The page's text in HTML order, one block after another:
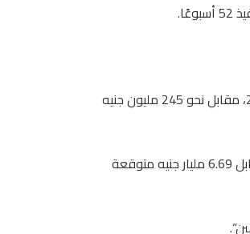
وأوضحت الشركة أنها تستهدف ارتفاع صافي الربح إلى 305 مليون جنيه خلال عام 2025، مقابل نحو 245 مليون جنيه
وأضافت أنها تستهدف زيادة إيرادات النشاط إلى 8.4 مليار جنيه خلال العام المقبل، مقابل 6.69 مليار جنيه متوقعة